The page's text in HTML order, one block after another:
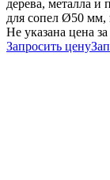
дерева, металла и
для сопел Ø50 мм,
Не указана цена за
Запросить цену